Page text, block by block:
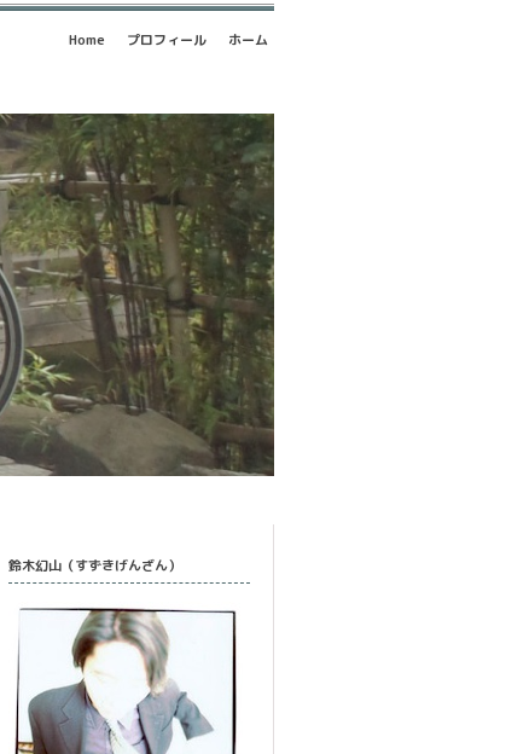
Home プロフィール ホーム
鈴木幻山（すずきげんざん）